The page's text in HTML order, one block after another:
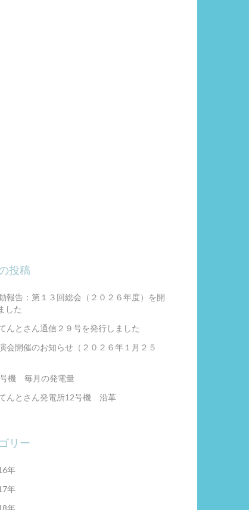
投稿
報告：第１３回総会（２０２６年度）を開
した
んとさん通信２９号を発行しました
会開催のお知らせ（２０２６年１月２５
機 毎月の発電量
んとさん発電所12号機 沿革
リー
年
年
年